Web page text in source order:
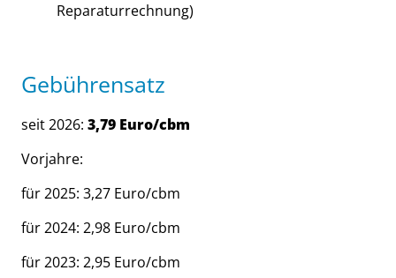
Reparaturrechnung)
Gebührensatz
seit 2026: 3,79 Euro/cbm
Vorjahre:
für 2025: 3,27 Euro/cbm
für 2024: 2,98 Euro/cbm
für 2023: 2,95 Euro/cbm